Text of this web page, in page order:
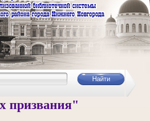
призвания"